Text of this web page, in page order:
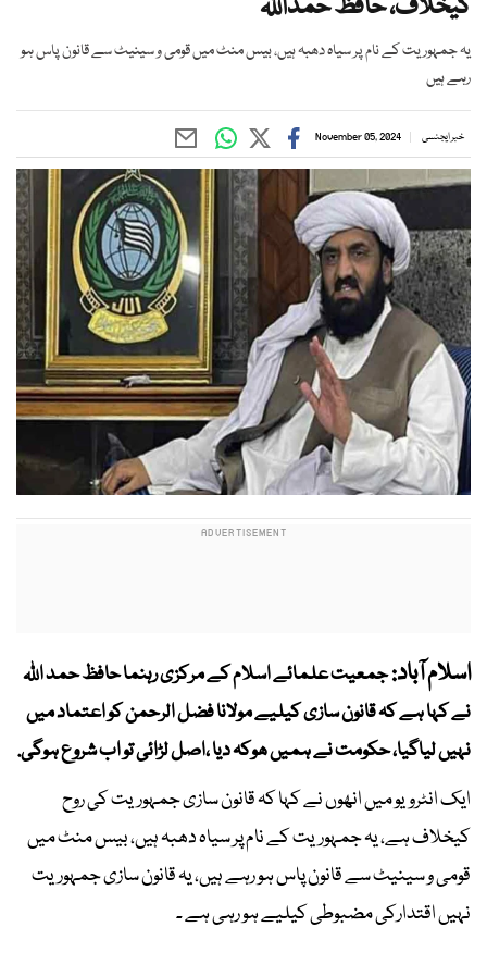
یہ جمہوریت کے نام پر سیاہ دھبہ ہیں، بیس منٹ میں قومی و سینیٹ سے قانون پاس ہو
رہے ہیں
خبر ایجنسی November 05, 2024
اسلام آباد:جمعیت علمائے اسلام کے مرکزی رہنما حافظ حمد اللہ
نے کہا ہے کہ قانون سازی کیلیے مولانا فضل الرحمن کو اعتماد میں
نہیں لیاگیا، حکومت نے ہمیں ھوکہ دیا ،اصل لڑائی تو اب شروع ہوگی.
ایک انٹرویو میں انھوں نے کہا کہ قانون سازی جمہوریت کی روح
کیخلاف ہے، یہ جمہوریت کے نام پر سیاہ دھبہ ہیں، بیس منٹ میں
قومی و سینیٹ سے قانون پاس ہو رہے ہیں، یہ قانون سازی جمہوریت
نہیں اقتدارکی مضبوطی کیلیے ہو رہی ہے ۔